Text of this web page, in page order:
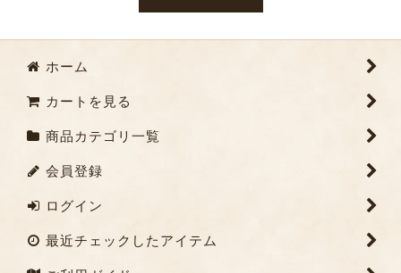
ホーム
カートを見る
商品カテゴリ一覧
会員登録
ログイン
最近チェックしたアイテム